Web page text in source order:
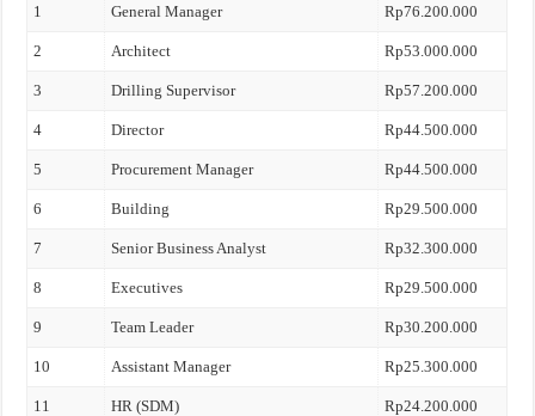
1 General Manager Rp76.200.000
2 Architect Rp53.000.000
3 Drilling Supervisor Rp57.200.000
4 Director Rp44.500.000
5 Procurement Manager Rp44.500.000
6 Building Rp29.500.000
7 Senior Business Analyst Rp32.300.000
8 Executives Rp29.500.000
9 Team Leader Rp30.200.000
10 Assistant Manager Rp25.300.000
11 HR (SDM) Rp24.200.000